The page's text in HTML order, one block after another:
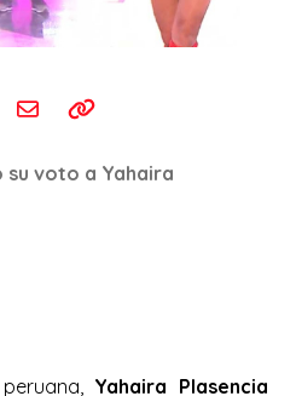
su voto a Yahaira
Yahaira Plasencia